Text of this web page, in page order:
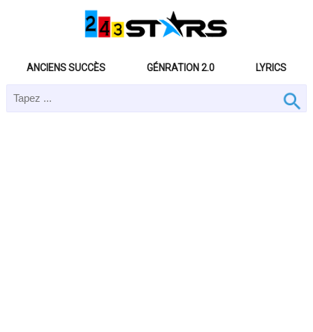
ANCIENS SUCCÈS GÉNRATION 2.0 LYRICS